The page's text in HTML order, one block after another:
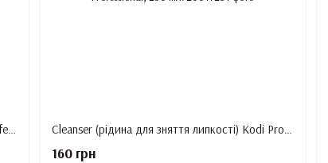
Рідина для зняття гель-лаку/акрилу Kodi Professional Tips Off, 160 мл Cleanser (рідина для зняття липкості) Kodi Professional, 250 мл.
160 грн